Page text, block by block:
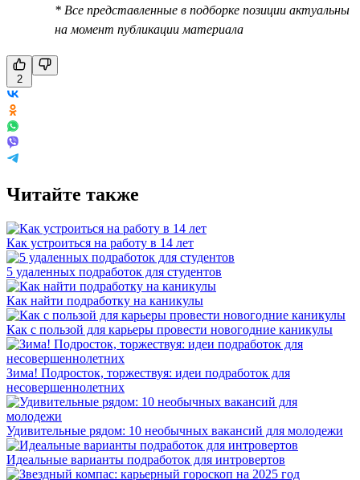
* Все представленные в подборке позиции актуальны
на момент публикации материала
2
Читайте также
Как устроиться на работу в 14 лет
5 удаленных подработок для студентов
Как найти подработку на каникулы
Как с пользой для карьеры провести новогодние каникулы
Зима! Подросток, торжествуя: идеи подработок для
несовершеннолетних
Удивительные рядом: 10 необычных вакансий для молодежи
Идеальные варианты подработок для интровертов